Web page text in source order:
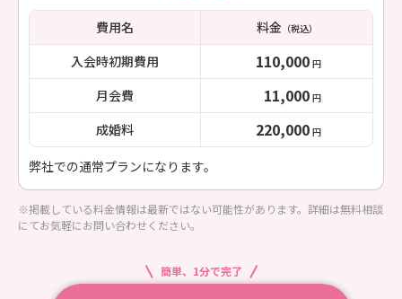
費用名 料金（税込）
入会時初期費用 110,000 円
月会費 11,000 円
成婚料 220,000 円
弊社での通常プランになります。
※掲載している料金情報は最新ではない可能性があります。詳細は無料相談
にてお気軽にお問い合わせください。
簡単、1分で完了